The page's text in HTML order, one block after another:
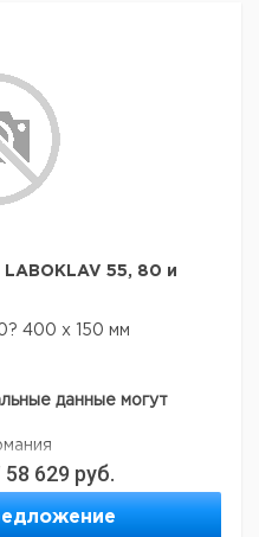
55, 80 и
400 х 150 мм
данные могут
58 629 руб.